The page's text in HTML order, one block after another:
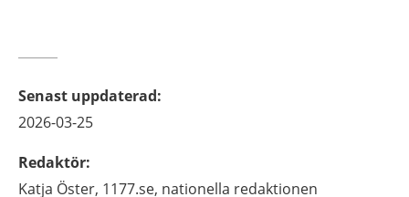
Senast uppdaterad:
2026-03-25
Redaktör:
Katja Öster, 1177.se, nationella redaktionen